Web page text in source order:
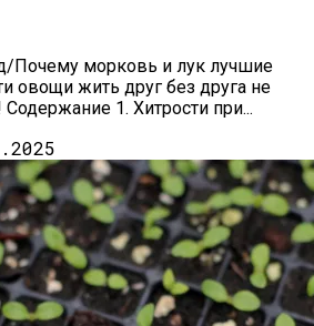
Почему морковь и лук лучшие
овощи жить друг без друга не
1. Хитрости при...